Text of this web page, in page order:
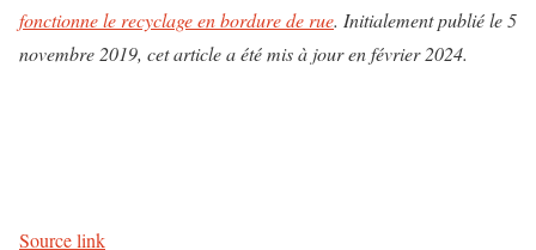
fonctionne le recyclage en bordure de rue. Initialement publié le 5
novembre 2019, cet article a été mis à jour en février 2024.
Source link